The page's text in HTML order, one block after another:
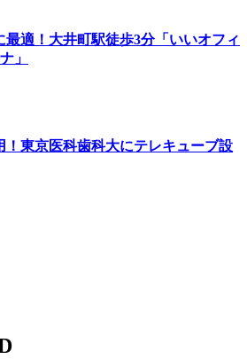
最適！大井町駅徒歩3分「いいオフィ
」
！東京医科歯科大にテレキューブ設